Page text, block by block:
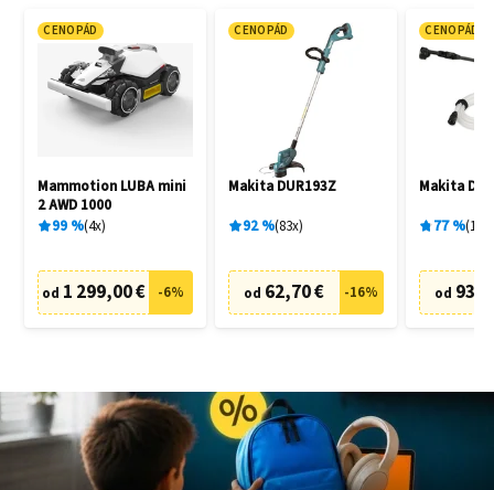
CENOPÁD
Mammotion LUBA mini
2 AWD 1000
99% 4x
od 1 299,00 € -6%
CENOPÁD
Makita DUR193Z
92% 83x
od 62,70 € -16%
CENOPÁD
Makita
77% 19
od